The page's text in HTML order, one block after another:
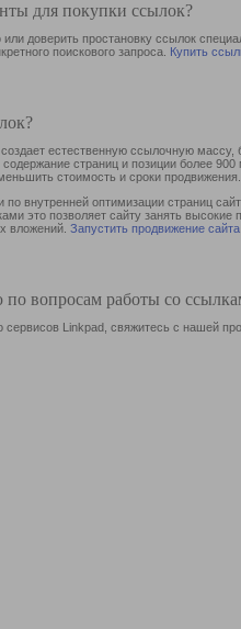
для покупки ссылок?
доверить простановку ссылок
поискового запроса. Купить
естественную ссылочную
страниц и позиции более
стоимость и сроки продвижения.
внутренней оптимизации страниц
это позволяет сайту занять
вложений. Запустить продвижение сайта
вопросам работы со
сервисов Linkpad, свяжитесь с нашей